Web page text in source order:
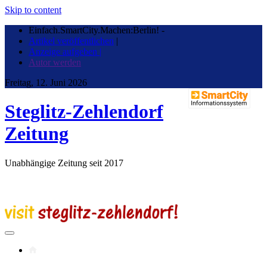
Skip to content
Einfach.SmartCity.Machen:Berlin! -
Artikel veröffentlichen |
Anzeige aufgeben |
Autor werden
Freitag, 12. Juni 2026
Steglitz-Zehlendorf
Zeitung
Unabhängige Zeitung seit 2017